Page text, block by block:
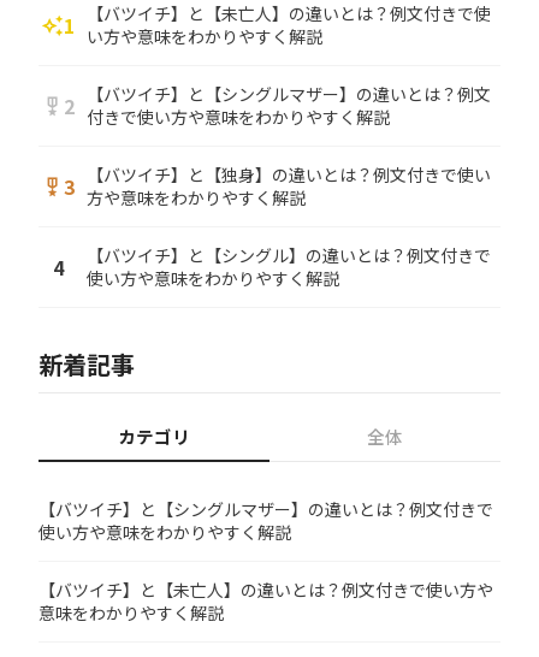
auto_awesome1
【バツイチ】と【未亡人】の違いとは？例文付きで使
い方や意味をわかりやすく解説
military_tech 2
【バツイチ】と【シングルマザー】の違いとは？例文
付きで使い方や意味をわかりやすく解説
military_tech 3
【バツイチ】と【独身】の違いとは？例文付きで使い
方や意味をわかりやすく解説
4
【バツイチ】と【シングル】の違いとは？例文付きで
使い方や意味をわかりやすく解説
新着記事
カテゴリ 全体
【バツイチ】と【シングルマザー】の違いとは？例文付きで
使い方や意味をわかりやすく解説
【バツイチ】と【未亡人】の違いとは？例文付きで使い方や
意味をわかりやすく解説